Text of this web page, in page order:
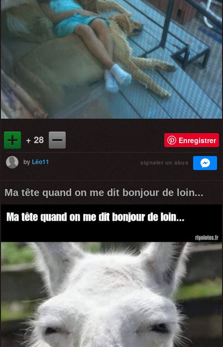
+ 28 Enregistrer
by Léo11 signaler un abus
Ma tête quand on me dit bonjour de loin...